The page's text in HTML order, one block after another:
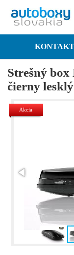
KONTAKT
Strešný
čierny lesklý
Akcia